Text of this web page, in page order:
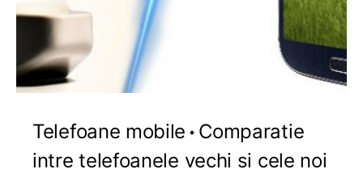
Telefoane mobile
Comparatie
intre telefoanele vechi si cele noi